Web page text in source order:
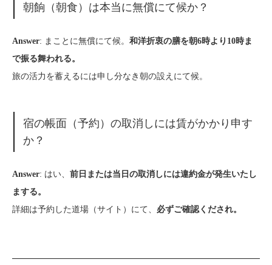
朝餉（朝食）は本当に無償にて候か？
Answer: まことに無償にて候。 和洋折衷の膳を朝6時より10時ま
で振る舞われる。
旅の活力を蓄えるには申し分なき朝の設えにて候。
宿の帳面（予約）の取消しには賃がかかり申す
か？
Answer: はい、 前日または当日の取消しには違約金が発生いたし
まする。
詳細は予約した道場（サイト）にて、 必ずご確認くだされ。